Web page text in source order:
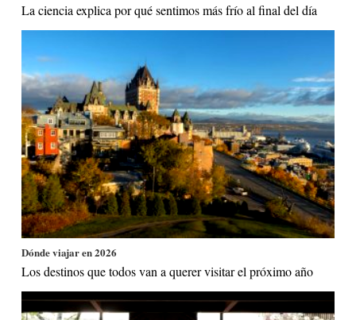
La ciencia explica por qué sentimos más frío al final del día
Dónde viajar en 2026
Los destinos que todos van a querer visitar el próximo año